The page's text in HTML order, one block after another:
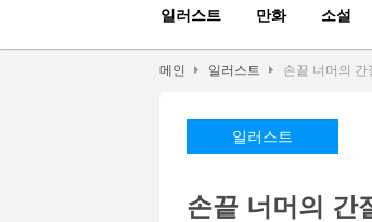
일러스트 만화 소설
메인 일러스트 손끝 너머의 간
일러스트
손끝 너머의 간